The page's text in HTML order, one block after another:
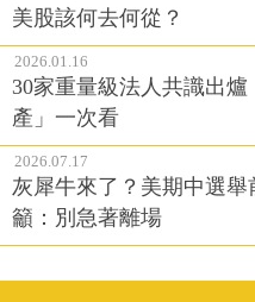
美股該何去何從？
2026.01.16
30家重量級法人共識出爐
產」一次看
2026.07.17
灰犀牛來了？美期中選
籲：別急著離場